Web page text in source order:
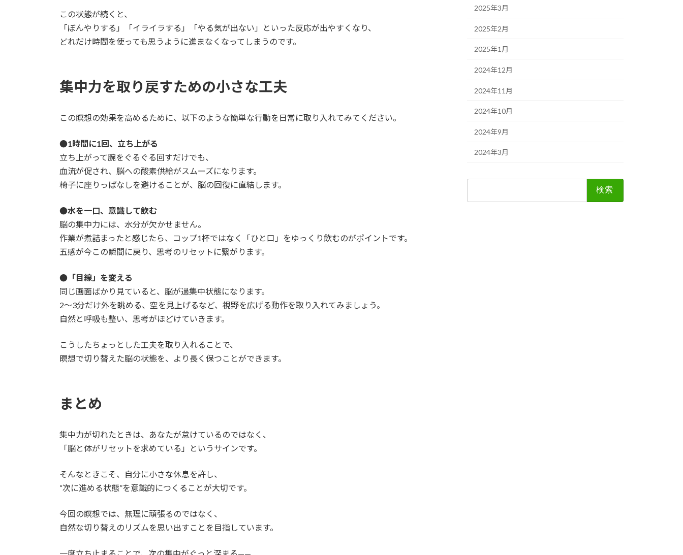
この状態が続くと、
「ぼんやりする」「イライラする」「やる気が出ない」といった反応が出やすくなり、
どれだけ時間を使っても思うように進まなくなってしまうのです。
集中力を取り戻すための小さな工夫
この瞑想の効果を高めるために、以下のような簡単な行動を日常に取り入れてみてください。
●1時間に1回、立ち上がる
立ち上がって腕をぐるぐる回すだけでも、
血流が促され、脳への酸素供給がスムーズになります。
椅子に座りっぱなしを避けることが、脳の回復に直結します。
●水を一口、意識して飲む
脳の集中力には、水分が欠かせません。
作業が煮詰まったと感じたら、コップ1杯ではなく「ひと口」をゆっくり飲むのがポイントです。
五感が今この瞬間に戻り、思考のリセットに繋がります。
●「目線」を変える
同じ画面ばかり見ていると、脳が過集中状態になります。
2〜3分だけ外を眺める、空を見上げるなど、視野を広げる動作を取り入れてみましょう。
自然と呼吸も整い、思考がほどけていきます。
こうしたちょっとした工夫を取り入れることで、
瞑想で切り替えた脳の状態を、より長く保つことができます。
まとめ
集中力が切れたときは、あなたが怠けているのではなく、
「脳と体がリセットを求めている」というサインです。
そんなときこそ、自分に小さな休息を許し、
“次に進める状態”を意識的につくることが大切です。
今回の瞑想では、無理に頑張るのではなく、
自然な切り替えのリズムを思い出すことを目指しています。
一度立ち止まることで、次の集中がぐっと深まる——
2025年3月
2025年2月
2025年1月
2024年12月
2024年11月
2024年10月
2024年9月
2024年3月